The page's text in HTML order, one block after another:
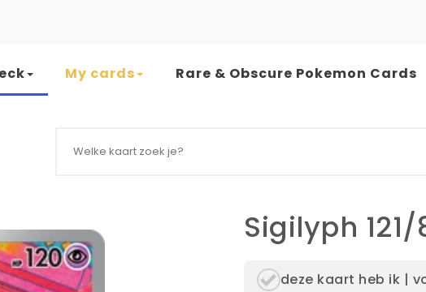
My cards Rare & Obscure Pokemon Cards
Sigilyph 121/
deze kaart heb ik |